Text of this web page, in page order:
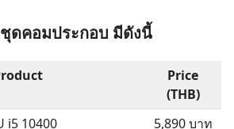
ดคอมประกอบ มีดังนี้
Price
(THB)
i5 10400
5,890 บาท